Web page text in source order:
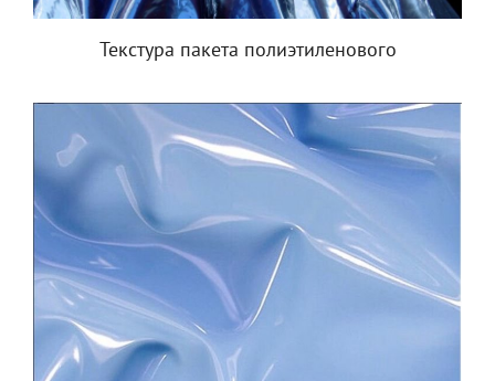
Текстура пакета полиэтиленового